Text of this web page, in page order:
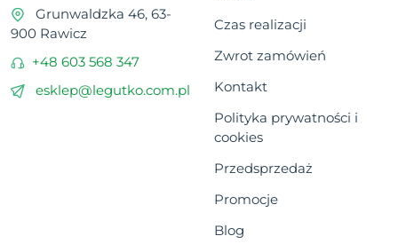
Grunwaldzka 46, 63-
900 Rawicz
+48 603 568 347
esklep@legutko.com.pl
Czas realizacji
Zwrot zamówień
Kontakt
Polityka prywatności i
cookies
Przedsprzedaż
Promocje
Blog